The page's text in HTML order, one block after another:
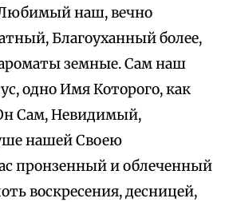
наш, вечно
Благоуханный более,
земные. Сам наш
одно Имя Которого, как
Сам, Невидимый,
нашей Своею
пронзенный и облеченный
воскресения, десницей,